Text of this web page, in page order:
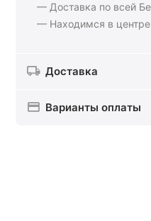
— Доставка по всей
— Находимся в
Доставка
Варианты оплаты